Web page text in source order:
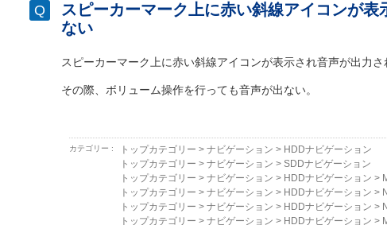
スピーカーマーク上に赤い斜線アイコンが表
ない
スピーカーマーク上に赤い斜線アイコンが表示され音声が出力さ
その際、ボリューム操作を行っても音声が出ない。
カテゴリー : トップカテゴリー > ナビゲーション > HDDナビゲーション
トップカテゴリー > ナビゲーション > SDDナビゲーション
トップカテゴリー > ナビゲーション > HDDナビゲーション >
トップカテゴリー > ナビゲーション > HDDナビゲーション >
トップカテゴリー > ナビゲーション > HDDナビゲーション >
トップカテゴリー > ナビゲーション > HDDナビゲーション >